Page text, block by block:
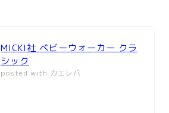
MICKI社 ベビーウォーカー クラ
シック
posted with カエレバ